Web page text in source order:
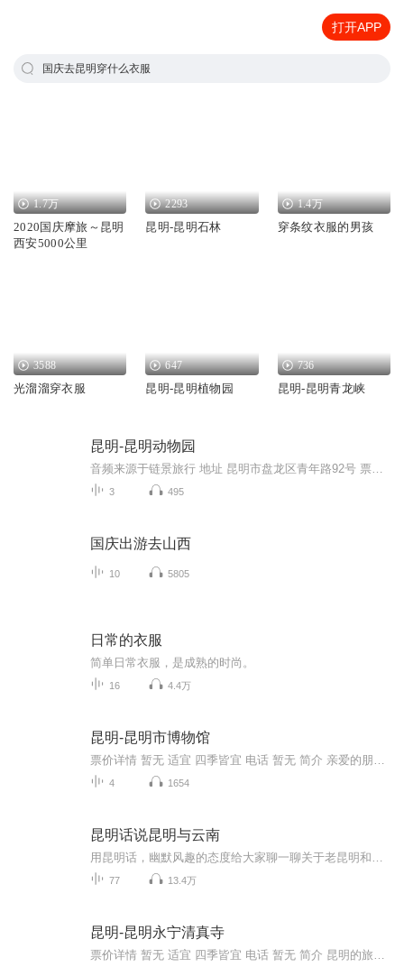
打开APP
国庆去昆明穿什么衣服
1.7万
2020国庆摩旅～昆明
西安5000公里
2293
昆明-昆明石林
1.4万
穿条纹衣服的男孩
3588
光溜溜穿衣服
647
昆明-昆明植物园
736
昆明-昆明青龙峡
昆明-昆明动物园
3 495
国庆出游去山西
10 5805
日常的衣服
简单日常衣服，是成熟的时尚。
16 4.4万
昆明-昆明市博物馆
4 1654
昆明话说昆明与云南
77 13.4万
昆明-昆明永宁清真寺